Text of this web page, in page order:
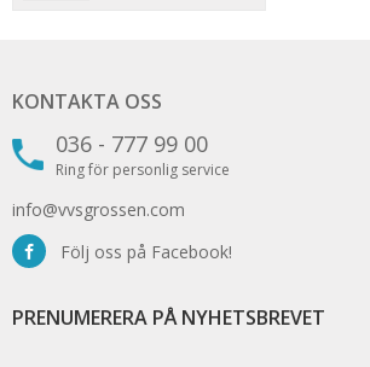
KONTAKTA OSS
036 - 777 99 00
Ring för personlig service
info@vvsgrossen.com
Följ oss på Facebook!
PRENUMERERA PÅ NYHETSBREVET